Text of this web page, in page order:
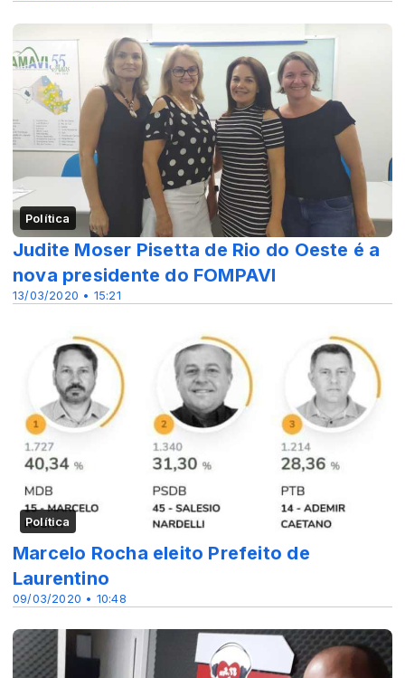
Política
13/03/2020 • 15:21
Judite Moser Pisetta de Rio do Oeste é a
nova presidente do FOMPAVI
Política
09/03/2020 • 10:48
Marcelo Rocha eleito Prefeito de
Laurentino